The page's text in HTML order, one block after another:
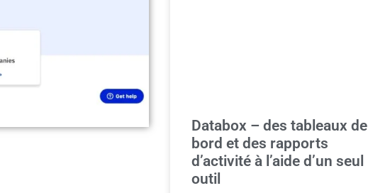
Databox – des tableaux de
bord et des rapports
d’activité à l’aide d’un seul
outil